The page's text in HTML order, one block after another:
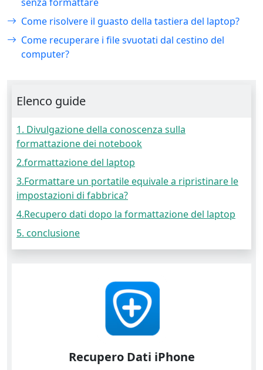
Elenco guide
1. Divulgazione della conoscenza sulla
formattazione dei notebook
2.formattazione del laptop
3.Formattare un portatile equivale a ripristinare le
impostazioni di fabbrica?
4.Recupero dati dopo la formattazione del laptop
5. conclusione
Recupero Dati iPhone
Come risolvere il guasto della tastiera del laptop?
Come recuperare i file svuotati dal cestino del
computer?